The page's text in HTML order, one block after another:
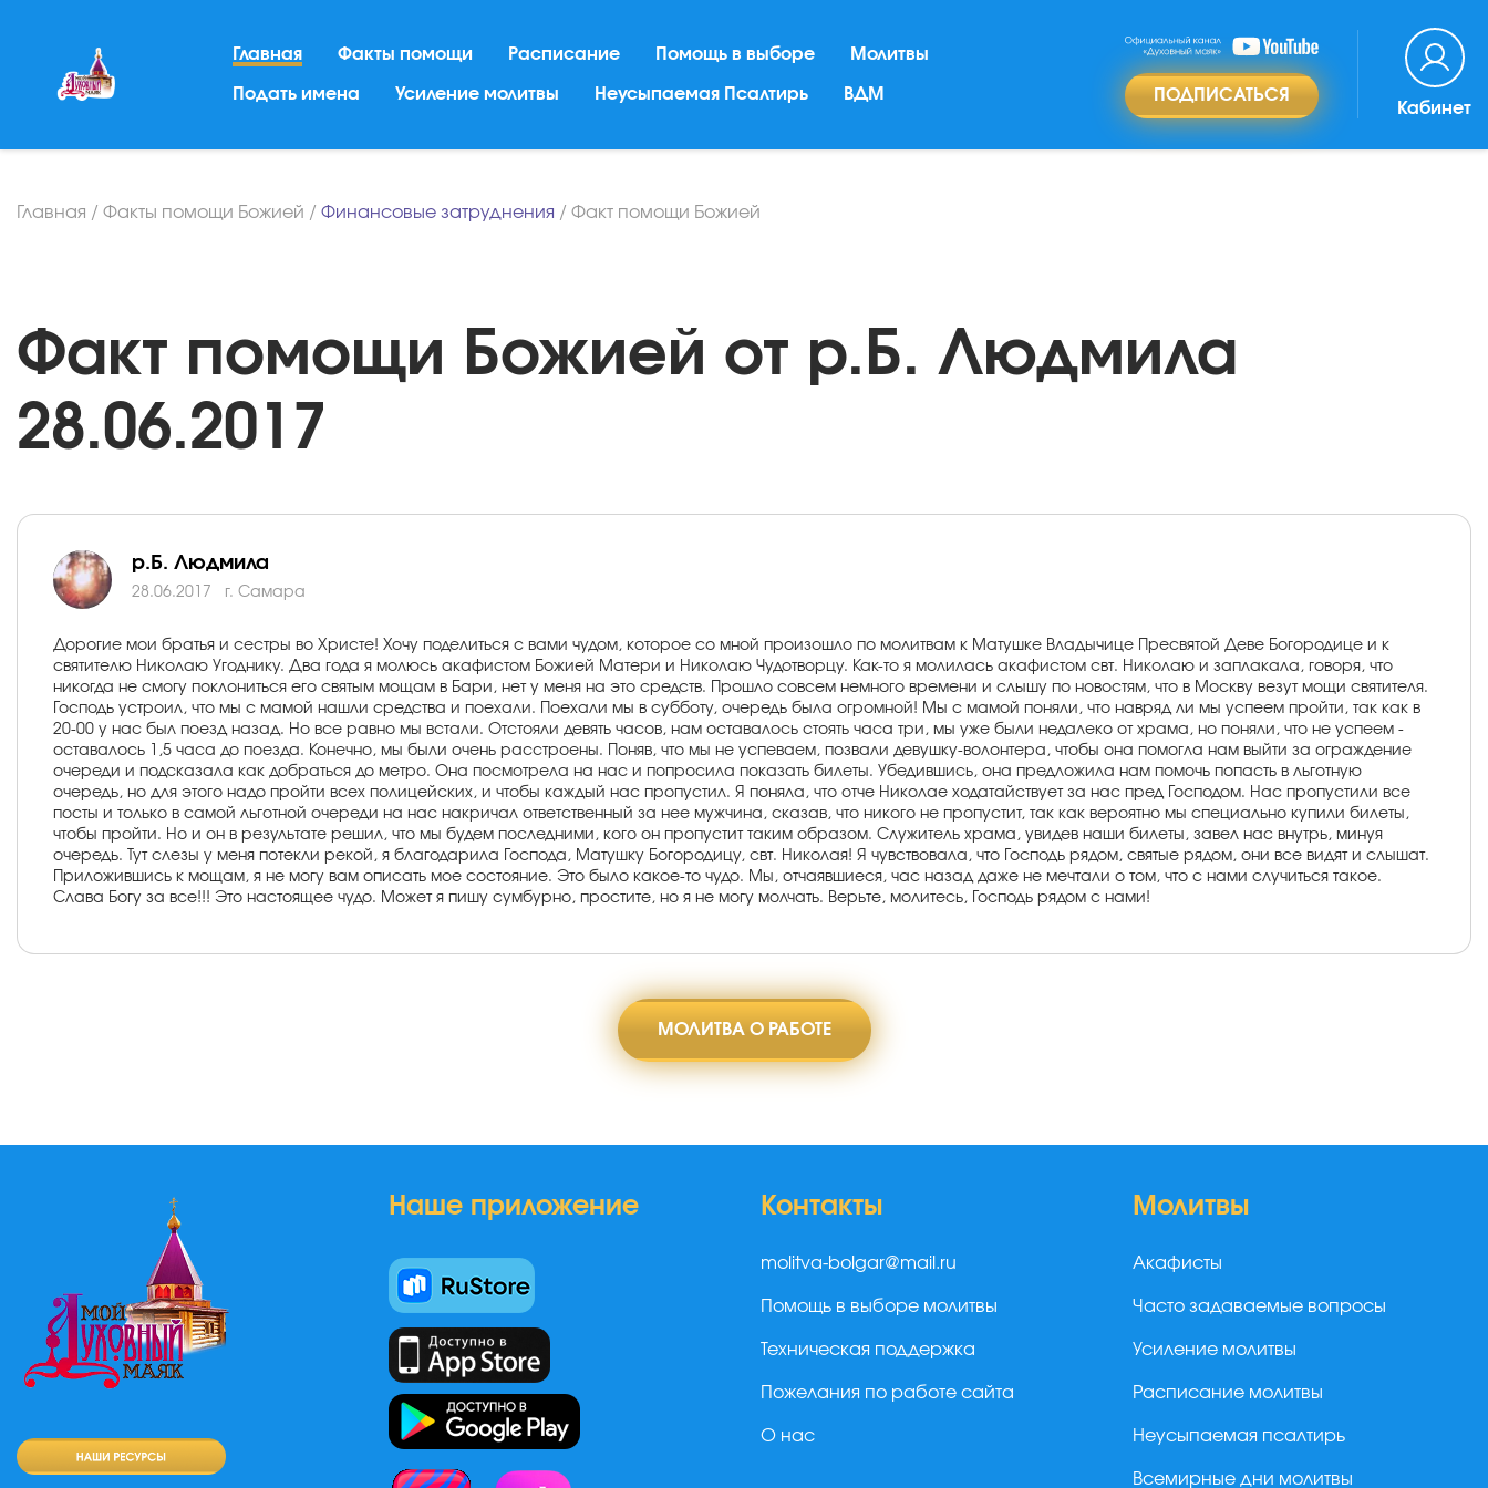
Главная Факты помощи Расписание Помощь в выборе Молитвы
Подать имена Усиление молитвы Неусыпаемая Псалтирь ВДМ ПОДПИСАТЬСЯ
Кабинет
Главная / Факты помощи Божией / Финансовые затруднения / Факт помощи Божией
Факт помощи Божией от р.Б. Людмила
28.06.2017
р.Б. Людмила
28.06.2017 г. Самара
Дорогие мои братья и сестры во Христе! Хочу поделиться с вами чудом, которое со мной произошло по молитвам к Матушке Владычице Пресвятой Деве Богородице и к
святителю Николаю Угоднику. Два года я молюсь акафистом Божией Матери и Николаю Чудотворцу. Как-то я молилась акафистом свт. Николаю и заплакала, говоря, что
никогда не смогу поклониться его святым мощам в Бари, нет у меня на это средств. Прошло совсем немного времени и слышу по новостям, что в Москву везут мощи святителя.
Господь устроил, что мы с мамой нашли средства и поехали. Поехали мы в субботу, очередь была огромной! Мы с мамой поняли, что навряд ли мы успеем пройти, так как в
20-00 у нас был поезд назад. Но все равно мы встали. Отстояли девять часов, нам оставалось стоять часа три, мы уже были недалеко от храма, но поняли, что не успеем -
оставалось 1,5 часа до поезда. Конечно, мы были очень расстроены. Поняв, что мы не успеваем, позвали девушку-волонтера, чтобы она помогла нам выйти за ограждение
очереди и подсказала как добраться до метро. Она посмотрела на нас и попросила показать билеты. Убедившись, она предложила нам помочь попасть в льготную
очередь, но для этого надо пройти всех полицейских, и чтобы каждый нас пропустил. Я поняла, что отче Николае ходатайствует за нас пред Господом. Нас пропустили все
посты и только в самой льготной очереди на нас накричал ответственный за нее мужчина, сказав, что никого не пропустит, так как вероятно мы специально купили билеты,
чтобы пройти. Но и он в результате решил, что мы будем последними, кого он пропустит таким образом. Служитель храма, увидев наши билеты, завел нас внутрь, минуя
очередь. Тут слезы у меня потекли рекой, я благодарила Господа, Матушку Богородицу, свт. Николая! Я чувствовала, что Господь рядом, святые рядом, они все видят и слышат.
Приложившись к мощам, я не могу вам описать мое состояние. Это было какое-то чудо. Мы, отчаявшиеся, час назад даже не мечтали о том, что с нами случиться такое.
Слава Богу за все!!! Это настоящее чудо. Может я пишу сумбурно, простите, но я не могу молчать. Верьте, молитесь, Господь рядом с нами!
МОЛИТВА О РАБОТЕ
Наше приложение Контакты
molitva-bolgar@mail.ru
Помощь в выборе молитвы
Техническая поддержка
Пожелания по работе сайта
О нас
Молитвы
Акафисты
Часто задаваемые вопросы
Усиление молитвы
Расписание молитвы
Неусыпаемая псалтирь
Всемирные дни молитвы